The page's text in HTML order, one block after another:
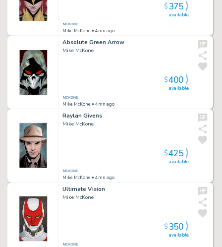
Mike McKone • 4mn ago
available
$375
Absolute Green Arrow
Mike McKone
Mike McKone • 4mn ago
available
$400
Raylan Givens
Mike McKone
Mike McKone • 4mn ago
available
$425
Ultimate Vision
Mike McKone
available
$350